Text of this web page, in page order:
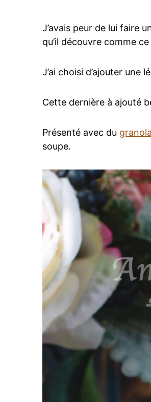
J’avais peur de lui faire
qu’il découvre comme
J’ai choisi d’ajouter une
Cette dernière à ajouté
Présenté avec du
soupe.